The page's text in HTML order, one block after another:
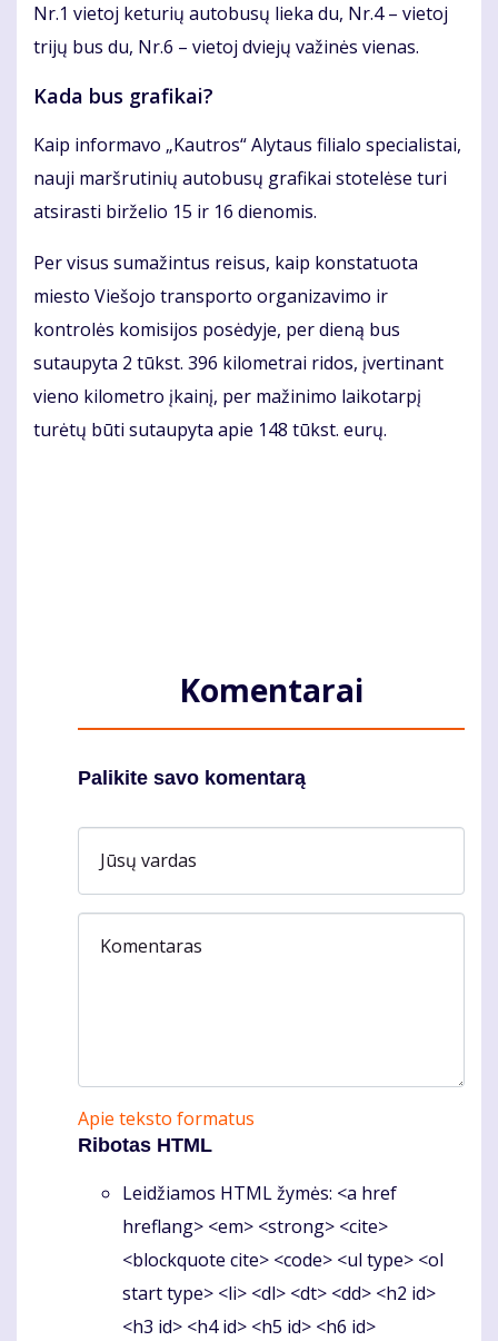
Nr.1 vietoj keturių autobusų lieka du, Nr.4 – vietoj
trijų bus du, Nr.6 – vietoj dviejų važinės vienas.
Kada bus grafikai?
Kaip informavo „Kautros“ Alytaus filialo specialistai,
nauji maršrutinių autobusų grafikai stotelėse turi
atsirasti birželio 15 ir 16 dienomis.
Per visus sumažintus reisus, kaip konstatuota
miesto Viešojo transporto organizavimo ir
kontrolės komisijos posėdyje, per dieną bus
sutaupyta 2 tūkst. 396 kilometrai ridos, įvertinant
vieno kilometro įkainį, per mažinimo laikotarpį
turėtų būti sutaupyta apie 148 tūkst. eurų.
Komentarai
Palikite savo komentarą
Jūsų vardas
Komentaras
Apie teksto formatus
Ribotas HTML
Leidžiamos HTML žymės: <a href
hreflang> <em> <strong> <cite>
<blockquote cite> <code> <ul type> <ol
start type> <li> <dl> <dt> <dd> <h2 id>
<h3 id> <h4 id> <h5 id> <h6 id>